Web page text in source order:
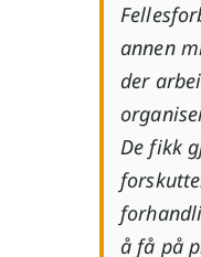
annen
der
De fikk
å få på